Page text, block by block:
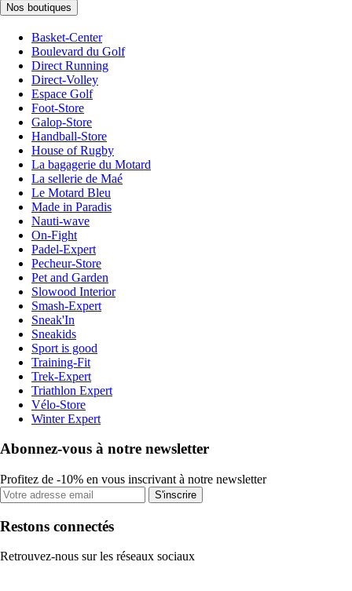
Nos boutiques
Basket-Center
Boulevard du Golf
Direct Running
Direct-Volley
Espace Golf
Foot-Store
Galop-Store
Handball-Store
House of Rugby
La bagagerie du Motard
La sellerie de Maé
Le Motard Bleu
Made in Paradis
Nauti-wave
On-Fight
Padel-Expert
Pecheur-Store
Pet and Garden
Slowood Interior
Smash-Expert
Sneak'In
Sneakids
Sport is good
Training-Fit
Trek-Expert
Triathlon Expert
Vélo-Store
Winter Expert
Abonnez-vous à notre newsletter
Profitez de -10% en vous inscrivant à notre newsletter
S'inscrire
Restons connectés
Retrouvez-nous sur les réseaux sociaux